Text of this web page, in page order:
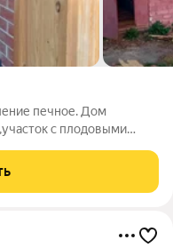
печное. Дом
с плодовыми